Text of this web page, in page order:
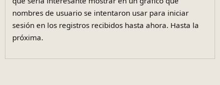
nombres de usuario se intentaron usar para iniciar
sesión en los registros recibidos hasta ahora. Hasta la
próxima.